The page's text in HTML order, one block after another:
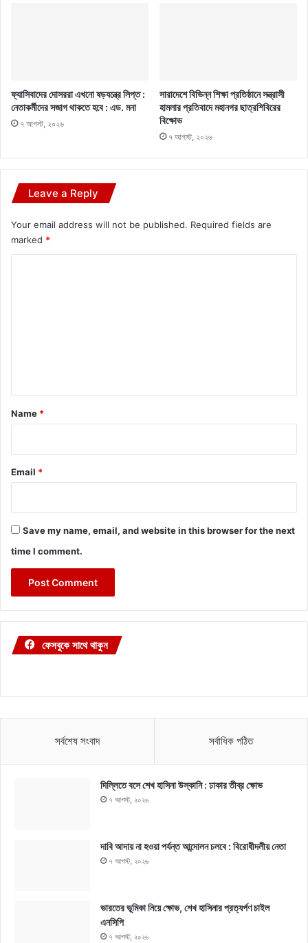
ফ্যাসিবাদের দোসররা এখনো ষড়যন্ত্রে লিপ্ত :
নেতাকর্মীদের সজাগ থাকতে হবে : এড. মনা
৭ আগস্ট, ২০২৬
সারাদেশে বিভিন্ন শিক্ষা প্রতিষ্ঠানে সন্ত্রাসী
হামলার প্রতিবাদে মহানগর ছাত্রশিবিরের
বিক্ষোভ
৭ আগস্ট, ২০২৬
Leave a Reply
Your email address will not be published. Required fields are
marked *
*
Name *
Email *
Save my name, email, and website in this browser for the next
time I comment.
ফেসবুকে সাথে থাকুন
সর্বশেষ সংবাদ সর্বাধিক পঠিত
দিল্লিতে বসে শেখ হাসিনা উস্কানি : ঢাকার তীব্র ক্ষোভ
৭ আগস্ট, ২০২৬
দাবি আদায় না হওয়া পর্যন্ত আন্দোলন চলবে : বিরোধীদলীয় নেতা
৭ আগস্ট, ২০২৬
ভারতের ভূমিকা নিয়ে ক্ষোভ, শেখ হাসিনার প্রত্যর্পণ চাইল
এনসিপি
৭ আগস্ট, ২০২৬